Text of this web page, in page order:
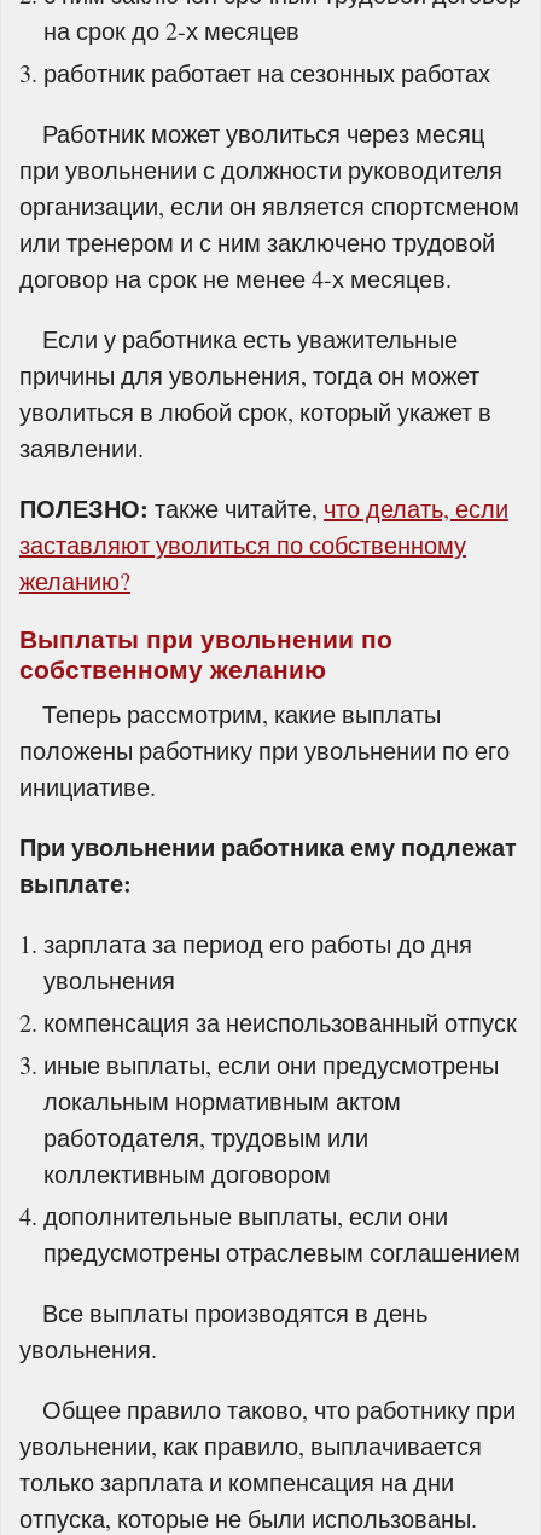
на срок до 2-х месяцев
работник работает на сезонных работах
Работник может уволиться через месяц
при увольнении с должности руководителя
организации, если он является спортсменом
или тренером и с ним заключено трудовой
договор на срок не менее 4-х месяцев.
Если у работника есть уважительные
причины для увольнения, тогда он может
уволиться в любой срок, который укажет в
заявлении.
ПОЛЕЗНО: также читайте, что делать, если
заставляют уволиться по собственному
желанию?
Выплаты при увольнении по
собственному желанию
Теперь рассмотрим, какие выплаты
положены работнику при увольнении по его
инициативе.
При увольнении работника ему подлежат
выплате:
зарплата за период его работы до дня
увольнения
компенсация за неиспользованный отпуск
иные выплаты, если они предусмотрены
локальным нормативным актом
работодателя, трудовым или
коллективным договором
дополнительные выплаты, если они
предусмотрены отраслевым соглашением
Все выплаты производятся в день
увольнения.
Общее правило таково, что работнику при
увольнении, как правило, выплачивается
только зарплата и компенсация на дни
отпуска, которые не были использованы.